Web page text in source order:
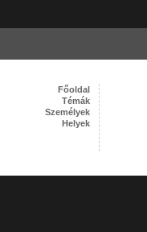
Főoldal
Témák
Személyek
Helyek